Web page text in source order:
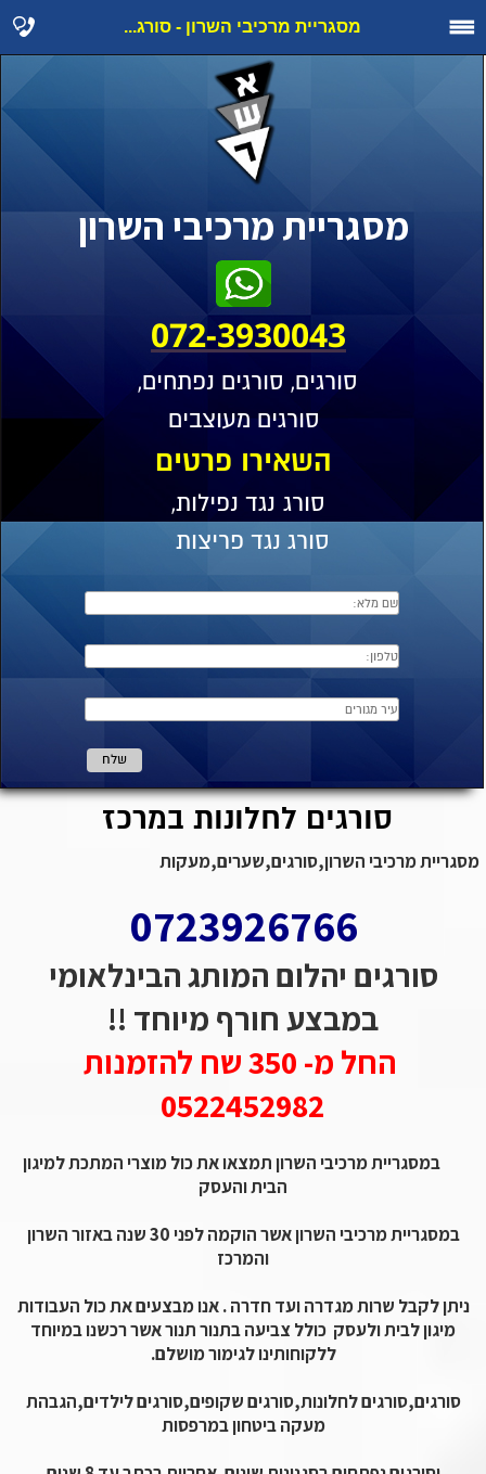
מסגריית מרכיבי השרון - סורג...
072-3930043
מסגריית מרכיבי השרון
סורגים, סורגים נפתחים,
סורגים מעוצבים
סורג נגד פריצות
סורג נגד נפילות,
השאירו פרטים
סורגים לחלונות במרכז
מסגריית מרכיבי השרון,סורגים,שערים,מעקות
0723926766
סורגים יהלום המותג הבינלאומי
במבצע חורף מיוחד !!
החל מ- 350 שח להזמנות
0522452982
במסגריית מרכיבי השרון תמצאו את כול מוצרי המתכת למיגון
הבית והעסק
במסגריית מרכיבי השרון אשר הוקמה לפני 30 שנה באזור השרון
והמרכז
ניתן לקבל שרות מגדרה ועד חדרה . אנו מבצעים את כול העבודות
מיגון לבית ולעסק כולל צביעה בתנור תנור אשר רכשנו במיוחד
ללקוחותינו לגימור מושלם.
סורגים,סורגים לחלונות,סורגים שקופים,סורגים לילדים,הגבהת
מעקה ביטחון במרפסות